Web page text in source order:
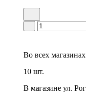
Во всех магазинах
10 шт.
В магазине ул.